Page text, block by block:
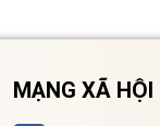
MẠNG XÃ HỘI